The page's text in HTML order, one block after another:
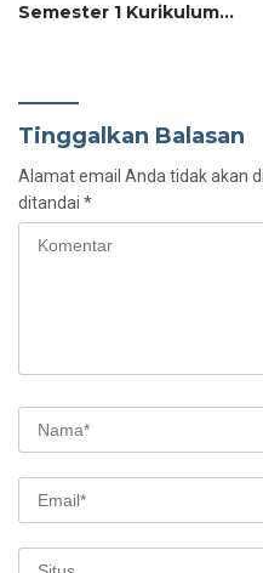
Semester 1 Kurikulum
Tinggalkan Balasan
Alamat email Anda tidak akan
ditandai *